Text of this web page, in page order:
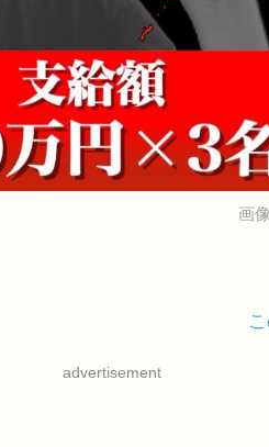
画
advertisement